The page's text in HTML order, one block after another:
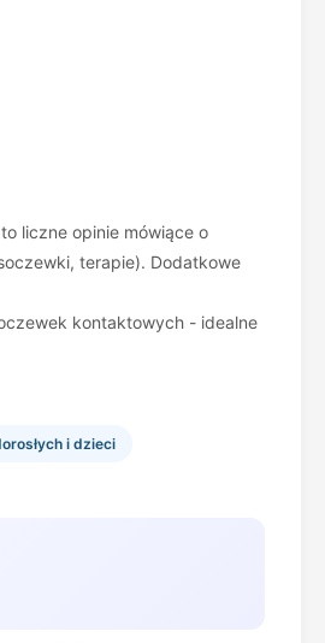
liczne opinie mówiące o
terapie). Dodatkowe
kontaktowych - idealne
i dzieci